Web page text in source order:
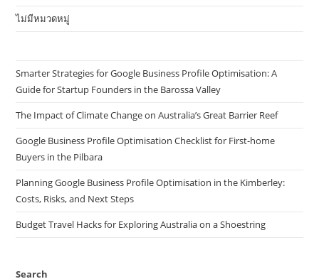
ไม่มีหมวดหมู่
Smarter Strategies for Google Business Profile Optimisation: A
Guide for Startup Founders in the Barossa Valley
The Impact of Climate Change on Australia’s Great Barrier Reef
Google Business Profile Optimisation Checklist for First-home
Buyers in the Pilbara
Planning Google Business Profile Optimisation in the Kimberley:
Costs, Risks, and Next Steps
Budget Travel Hacks for Exploring Australia on a Shoestring
Search